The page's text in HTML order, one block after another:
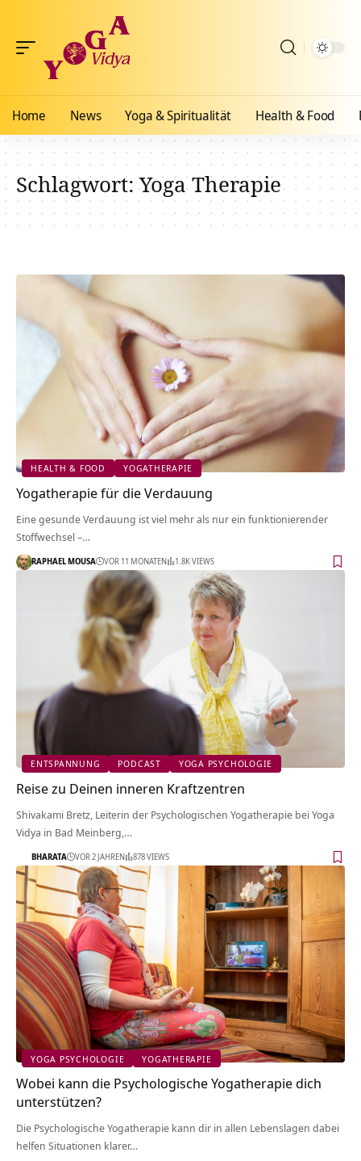
Home News Yoga & Spiritualität Health & Food
Schlagwort:Yoga Therapie
HEALTH & FOOD YOGATHERAPIE
Yogatherapie für die Verdauung
Eine gesunde Verdauung ist viel mehr als nur ein funktionierender
Stoffwechsel –…
RAPHAEL MOUSA VOR 11 MONATEN 1.8K VIEWS
ENTSPANNUNG PODCAST YOGA PSYCHOLOGIE
Reise zu Deinen inneren Kraftzentren
Shivakami Bretz, Leiterin der Psychologischen Yogatherapie bei Yoga
Vidya in Bad Meinberg,…
BHARATA VOR 2 JAHREN 878 VIEWS
YOGA PSYCHOLOGIE YOGATHERAPIE
Wobei kann die Psychologische Yogatherapie dich
unterstützen?
Die Psychologische Yogatherapie kann dir in allen Lebenslagen dabei
helfen Situationen klarer…